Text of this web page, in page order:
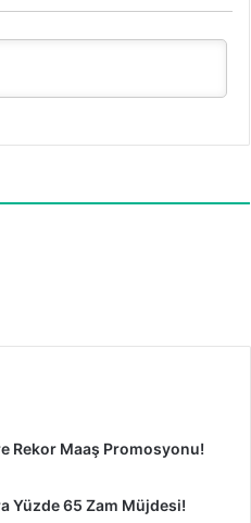
Rekor Maaş Promosyonu!
Yüzde 65 Zam Müjdesi!